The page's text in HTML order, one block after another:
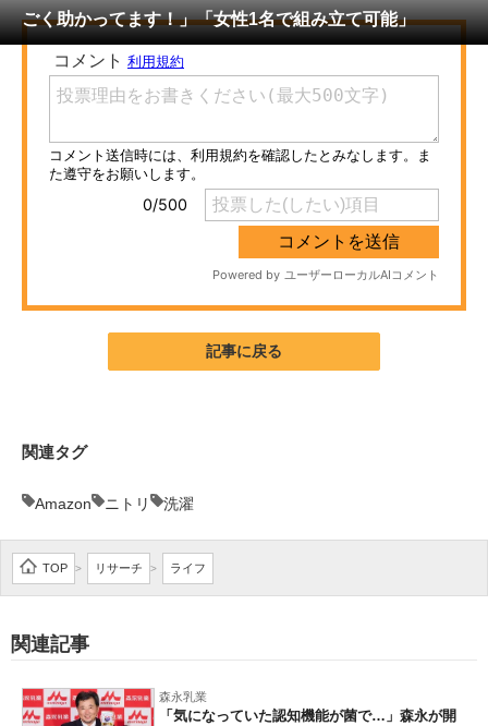
メディア
注目記事を集めた総合ページ
ITの今と未来を見通す
スマホと通信の最新トレンド
進化するPCとデバイスの未来
AI活用のいまが分かる
企業向けIT製品の総合サイト
製造業のIT導入・活用を支援
モノづくり技術者専門サイト
ごく助かってます！」「女性1名で組み立て可能」
記事に戻る
関連タグ
Amazon ニトリ 洗濯
TOP > リサーチ > ライフ
関連記事
森永乳業
「気になっていた認知機能が菌で…」森永が開